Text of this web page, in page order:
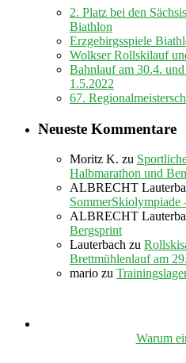
2. Platz bei den
Biathlon
Erzgebirgsspiele
Wolkser Rollskilauf
Bahnlauf am 30.4.
1.5.2022
67.
Neueste Kommentare
Moritz K. zu
Halbmarathon und
ALBRECHT
SommerSkiolympiade
ALBRECHT
Bergsprint
Lauterbach zu
Brettmühlenlauf am
mario zu
Warum